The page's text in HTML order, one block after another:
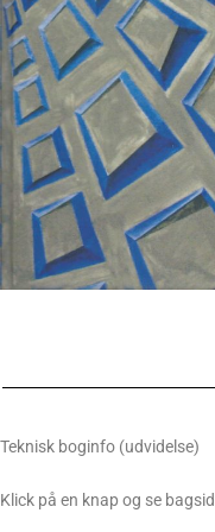
Teknisk boginfo (udvidelse)
Klick på en knap og se